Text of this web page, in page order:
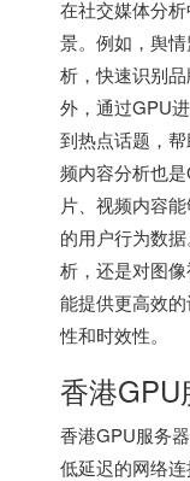
在社交媒体分
景。例如，舆
析，快速识别
外，通过GPU
到热点话题，
频内容分析也
片、视频内容
的用户行为数
析，还是对图
能提供更高效
性和时效性。
香港GPU
香港GPU服务
低延迟的网络